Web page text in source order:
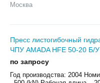
Москва
Пресс листогибочный
ЧПУ AMADA HFE 50-20 Б/У
по запросу
Год производства: 2004